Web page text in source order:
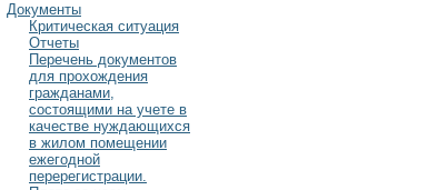
Документы
Критическая ситуация
Отчеты
Перечень документов
для прохождения
гражданами,
состоящими на учете в
качестве нуждающихся
в жилом помещении
ежегодной
перерегистрации.